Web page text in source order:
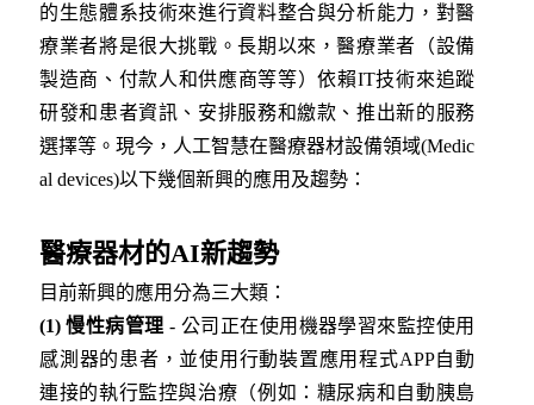
的生態體系技術來進行資料整合與分析能力，對醫
療業者將是很大挑戰。長期以來，醫療業者（設備
製造商、付款人和供應商等等）依賴IT技術來追蹤
研發和患者資訊、安排服務和繳款、推出新的服務
選擇等。現今， 人工智慧在醫療器材設備領域(Medic
al devices)以下幾個新興的應用及趨勢：
醫療器材的AI新趨勢
目前新興的應用分為三大類：
(1)慢性病管理 - 公司正在使用機器學習來監控使用
感測器的患者，並使用行動裝置應用程式APP自動
連接的執行監控與治療（例如：糖尿病和自動胰島